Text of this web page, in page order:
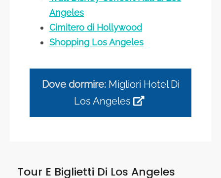
Angeles
Cimitero di Hollywood
Shopping Los Angeles
Dove dormire: Migliori Hotel Di
Los Angeles
Tour E Biglietti Di Los Angeles